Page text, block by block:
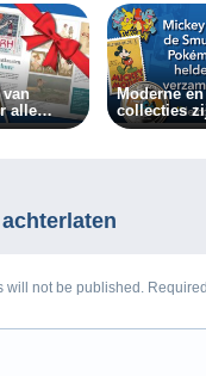
alle
Moderne
collecties
will not be published.